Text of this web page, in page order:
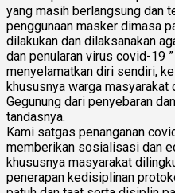
yang masih berlangsung dan
penggunaan masker dimasa
dilakukan dan dilaksanakan
dan penularan virus covid-19
menyelamatkan diri sendiri,
khususnya warga masyarakat
Gegunung dari penyebaran
tandasnya.
Kami satgas penanganan
memberikan sosialisasi dan
khususnya masyarakat
penerapan kedisiplinan